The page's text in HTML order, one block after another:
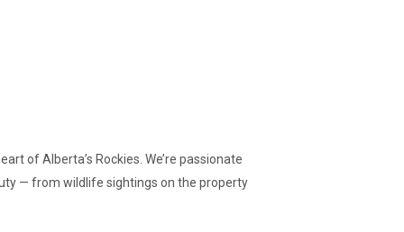
of Alberta’s Rockies. We’re passionate
— from wildlife sightings on the property